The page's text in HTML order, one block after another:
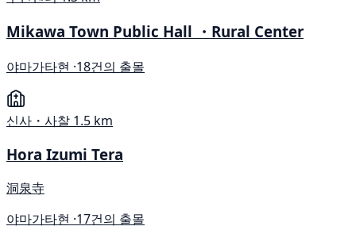
Mikawa Town Public Hall ・Rural Center
야마가타현 ·18건의 출몰
신사・사찰 1.5 km
Hora Izumi Tera
洞泉寺
야마가타현 ·17건의 출몰